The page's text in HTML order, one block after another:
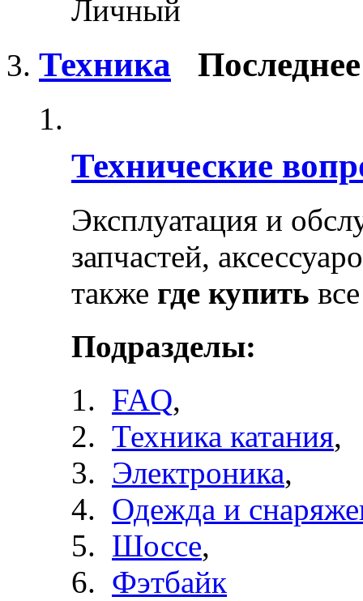
Личный
Техника
Технические
Эксплуатация и
запчастей,
также где купить
Подразделы:
FAQ,
Техника катания,
Электроника,
Одежда и
Шоссе,
Фэтбайк